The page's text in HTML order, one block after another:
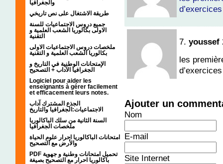
والجغرافيا
طريقة الاشتغال على نص تاريخي
جميع دروس الاجتماعيات للسنة
الاولى بكالوريا الشعب العلمية و
التقنية
ملخصات دروس الاجتماعيات الاولى
بكالوريا الشعب العلمية و التقنية
الإمتحانات الوطنية في التاريخ و
الجغرافيا الآداب + التصحيح
Logiciel pour aider les
enseignants à gérer facilement
et efficacement leurs notes.
الجذع المشترك آداب
الاجتماعيات:الجغرافيا والتاريخ
السنة الثانية من سلك الباكالوريا
ملخصات الجغرافيا
امتحانات الباكالوريا احرار علوم الحياة
والأرض مع التصحيح
PDF تحميل امتحانات وطنية و جهوية
باكالوريا احرار مع التصحيح بصيغة
7. youssef
les
Ajouter un
Nom
E-mail
Site Internet